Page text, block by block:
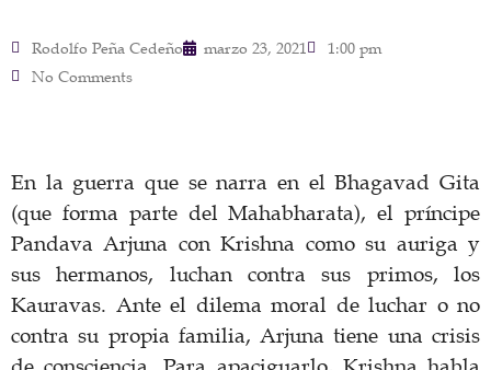
Rodolfo Peña Cedeño marzo 23, 2021
1:00 pm
No Comments
En la guerra que se narra en el Bhagavad Gita
(que forma parte del Mahabharata), el príncipe
Pandava Arjuna con Krishna como su auriga y
sus hermanos, luchan contra sus primos, los
Kauravas. Ante el dilema moral de luchar o no
contra su propia familia, Arjuna tiene una crisis